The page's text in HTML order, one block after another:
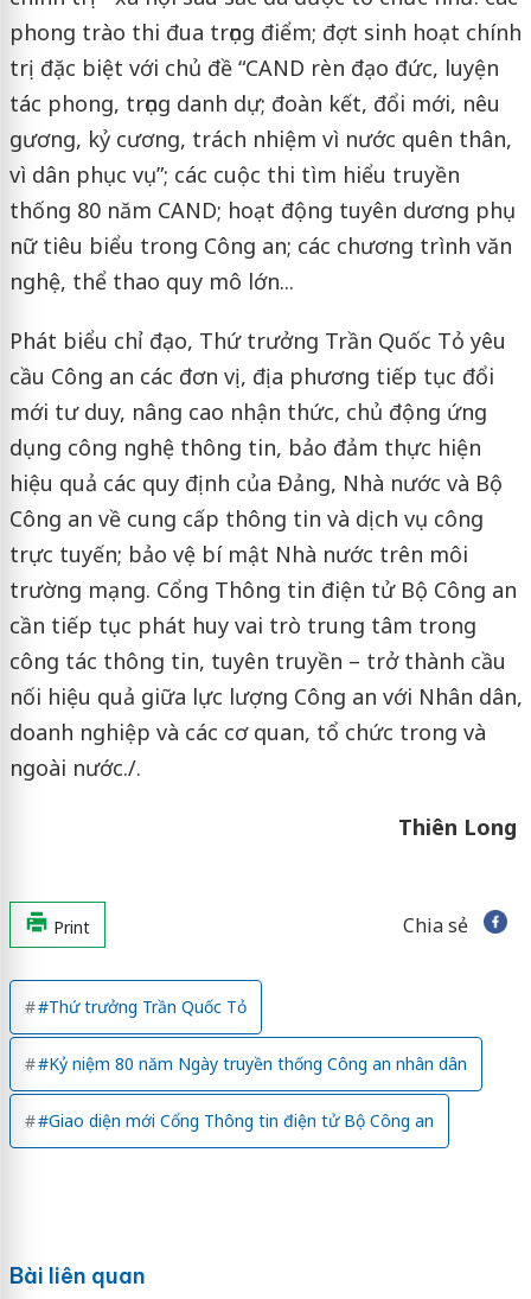
phong trào thi đua trọng điểm; đợt sinh hoạt chính
trị đặc biệt với chủ đề “CAND rèn đạo đức, luyện
tác phong, trọng danh dự; đoàn kết, đổi mới, nêu
gương, kỷ cương, trách nhiệm vì nước quên thân,
vì dân phục vụ”; các cuộc thi tìm hiểu truyền
thống 80 năm CAND; hoạt động tuyên dương phụ
nữ tiêu biểu trong Công an; các chương trình văn
nghệ, thể thao quy mô lớn...
Phát biểu chỉ đạo, Thứ trưởng Trần Quốc Tỏ yêu
cầu Công an các đơn vị, địa phương tiếp tục đổi
mới tư duy, nâng cao nhận thức, chủ động ứng
dụng công nghệ thông tin, bảo đảm thực hiện
hiệu quả các quy định của Đảng, Nhà nước và Bộ
Công an về cung cấp thông tin và dịch vụ công
trực tuyến; bảo vệ bí mật Nhà nước trên môi
trường mạng. Cổng Thông tin điện tử Bộ Công an
cần tiếp tục phát huy vai trò trung tâm trong
công tác thông tin, tuyên truyền – trở thành cầu
nối hiệu quả giữa lực lượng Công an với Nhân dân,
doanh nghiệp và các cơ quan, tổ chức trong và
ngoài nước./.
Thiên Long
Print Chia sẻ
#Thứ trưởng Trần Quốc Tỏ
#Kỷ niệm 80 năm Ngày truyền thống Công an nhân dân
#Giao diện mới Cổng Thông tin điện tử Bộ Công an
Bài liên quan